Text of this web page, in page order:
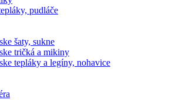
pudláče
šaty, sukne
tričká a mikiny
tepláky a legíny, nohavice